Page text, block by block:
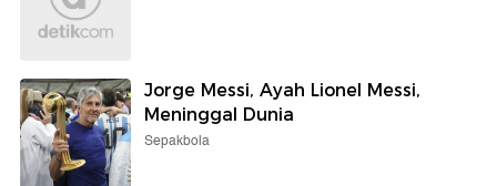
Jorge Messi, Ayah Lionel Messi,
Meninggal Dunia
Sepakbola